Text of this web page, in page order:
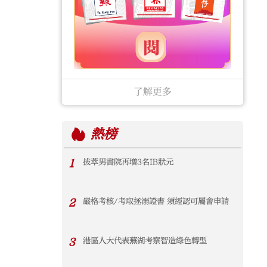
了解更多
熱榜
1 拔萃男書院再增3名IB狀元
2 嚴格考核/考取拯溺證書 須經認可屬會申請
3 港區人大代表蕪湖考察智造綠色轉型